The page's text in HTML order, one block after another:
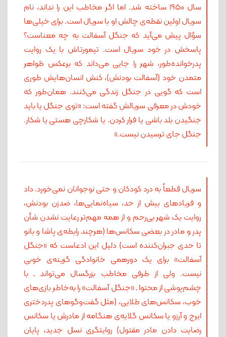
سال 1950 ساخته شد. اما اگر مخاطب این را نداند، نام
سریال اولین نقطه‌ی چالش او با سریال است. برای خیلی‌ها
سؤال پیش می‌آید که جنگل آسفالت به چه معناست؟
پاسخش در خود سریال است. تیمورتاش با یک روایت
پدرخوانده‌طور، شهر را جایی می‌داند که برعکس ظواهر
متمدن خود (آسفالت بودنش)، کنش انسان‌هایش طوری
است که گویی در جنگل زندگی می‌کنند. همان‌طور که
خودش در معرفی سریالش گفته ‌است: «توی جنگل یا باید
جنگیدن بلد باشی یا فرار کردن. یا شکارچی هستی یا شکار.
جنگل جای ترسیدن نیست.»
سریال قطعاً به درد کودکان و حتی نوجوانان نمی‌خورد. داد
و فریادهای بیش از حد، سیاه‌نمایی‌ها، ضدزن بودنش،
روایت یک شهر بی‌رحم و از همه مهم‌تر رعایت نشدن شأن
پدر و مادر در بعضی سکانس‌ها (هرچند رابطه‌ی پاشا و بانو
تا حدی جبران‌کننده است) دلیل این ادعاست که «جنگل
آسفالت» برای یک دورهمی خانوادگی گزینه‌ی خوبی
نیست. ولی از طرفی مخاطب بزرگسال می‌تواند ـ با
چشم‌پوشی از محتوا ـ «جنگل آسفالت» را به‌خاطر بازی‌های
خوب، سکانس‌های طلایی، (مثل گفت‌وگوهای پدردختری
ایرج و آرزو یا سکانس گلایه‌ی‌ هنگامه از مادرش یا سکانس
رضایت دادن مادر مقتول) روایتگری نسل جدید، پایان